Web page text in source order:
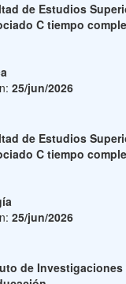
de Estudios
C tiempo
25/jun/2026
de Estudios
C tiempo
25/jun/2026
de Investigaciones